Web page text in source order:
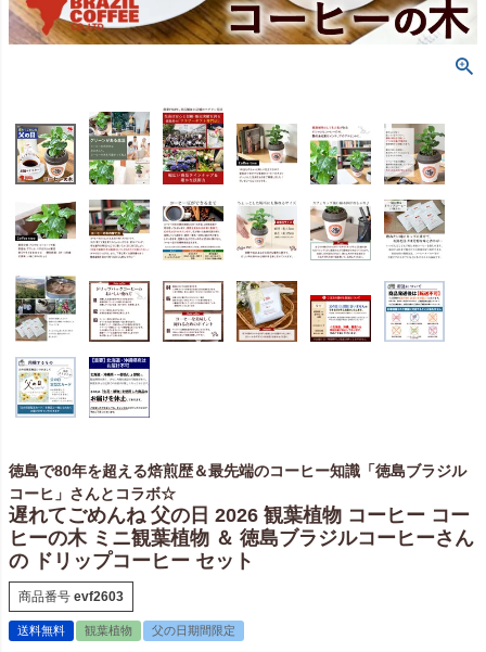
徳島で80年を超える焙煎歴＆最先端のコーヒー知識「徳島ブラジル
コーヒ」さんとコラボ☆
遅れてごめんね 父の日 2026 観葉植物 コーヒー コー
ヒーの木 ミニ観葉植物 ＆ 徳島ブラジルコーヒーさん
の ドリップコーヒー セット
商品番号 evf2603
送料無料 観葉植物 父の日期間限定